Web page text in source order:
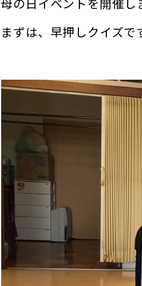
まずは、早押しクイズで